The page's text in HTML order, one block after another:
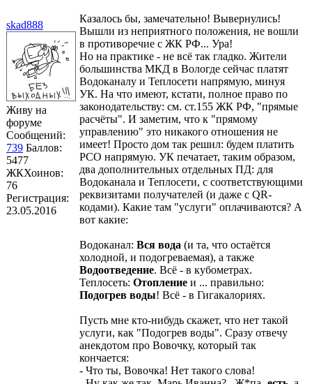
skad888
Живу на
форуме
Сообщений:
739 Баллов:
5477
ЖКХоинов:
76
Регистрация:
23.05.2016
Казалось бы, замечательно! Вывернулись!
Вышли из неприятного положения, не вошли
в противоречие с ЖК РФ... Ура!
Но на практике - не всё так гладко. Жители
большинства МКД в Вологде сейчас платят
Водоканалу и Теплосети напрямую, минуя
УК. На что имеют, кстати, полное право по
законодательству: см. ст.155 ЖК РФ, "прямые
расчёты". И заметим, что к "прямому
управлению" это никакого отношения не
имеет! Просто дом так решил: будем платить
РСО напрямую. УК печатает, таким образом,
два дополнительных отдельных ПД: для
Водоканала и Теплосети, с соответствующими
реквизитами получателей (и даже с QR-
кодами). Какие там "услуги" оплачиваются? А
вот какие:
Водоканал: Вся вода (и та, что остаётся
холодной, и подогреваемая), а также
Водоотведение. Всё - в кубометрах.
Теплосеть: Отопление и ... правильно:
Подогрев воды! Всё - в Гигакалориях.
Пусть мне кто-нибудь скажет, что нет такой
услуги, как "Подогрев воды". Сразу отвечу
анекдотом про Вовочку, который так
кончается:
- Что ты, Вовочка! Нет такого слова!